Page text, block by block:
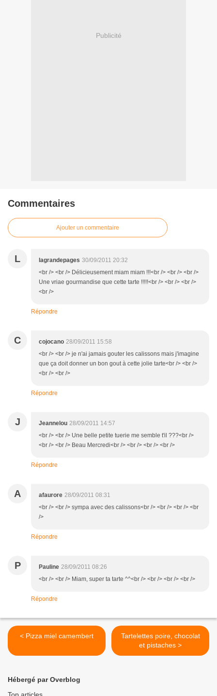
Publicité
Commentaires
Ajouter un commentaire
L lagrandepages 30/09/2011 20:32
<br /> <br /> Délicieusement miam miam !!!<br /> <br /> <br />
Une vriae gourmandise que cette tarte !!!!!<br /> <br /> <br />
<br />
Répondre
C cojocano 28/09/2011 15:58
<br /> <br /> je n'ai jamais gouter les calissons mais j'imagine
que ça doit donner un bon gout à cette jolie tarte<br /> <br />
<br /> <br />
Répondre
J Jeannelou 28/09/2011 14:57
<br /> <br /> Une belle petite tuerie me semble t'il ???<br />
<br /> <br /> Beau Mercredi<br /> <br /> <br /> <br />
Répondre
A afaurore 28/09/2011 08:31
<br /> <br /> sympa avec des calissons<br /> <br /> <br /> <br
/>
Répondre
P Pauline 28/09/2011 08:26
<br /> <br /> Miam, super ta tarte ^^<br /> <br /> <br /> <br />
Répondre
< Pizza miel camembert
Tartelettes poire, chocolat
et pistaches >
Hébergé par Overblog